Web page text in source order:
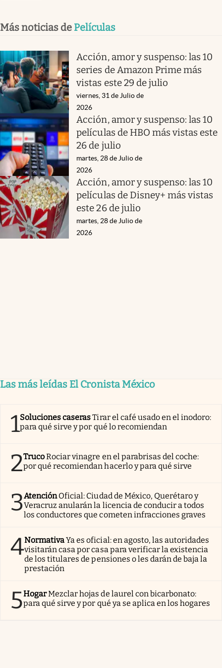
Más noticias de Películas
Acción, amor y suspenso: las 10
series de Amazon Prime más
vistas este 29 de julio
viernes, 31 de Julio de
2026
Acción, amor y suspenso: las 10
películas de HBO más vistas este
26 de julio
martes, 28 de Julio de
2026
Acción, amor y suspenso: las 10
películas de Disney+ más vistas
este 26 de julio
martes, 28 de Julio de
2026
Las más leídas El Cronista México
1Soluciones caserasTirar el café usado en el inodoro:
para qué sirve y por qué lo recomiendan
2TrucoRociar vinagre en el parabrisas del coche:
por qué recomiendan hacerlo y para qué sirve
3AtenciónOficial: Ciudad de México, Querétaro y
Veracruz anularán la licencia de conducir a todos
los conductores que cometen infracciones graves
4NormativaYa es oficial: en agosto, las autoridades
visitarán casa por casa para verificar la existencia
de los titulares de pensiones o les darán de baja la
prestación
5HogarMezclar hojas de laurel con bicarbonato:
para qué sirve y por qué ya se aplica en los hogares